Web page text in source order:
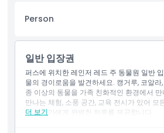
취소 정책
Person
일반 입장권
퍼스에 위치한 레인저 레드 주 동물원 일반
물의 경이로움을 발견하세요. 캥거루, 코알라
종 이상의 동물을 가족 친화적인 환경에서
만나는 체험, 소풍 공간, 교육 전시가 있어 모
물 애호가에게 완벽한 하루를 제공합니다.
더 보기